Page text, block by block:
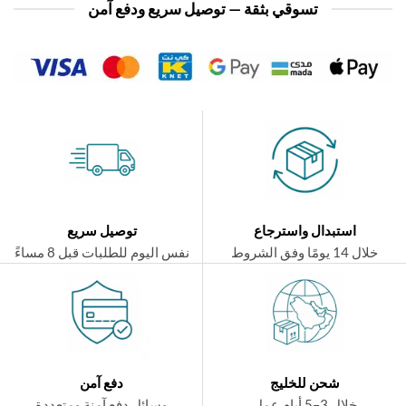
تسوقي بثقة — توصيل سريع ودفع آمن
استبدال واسترجاع
توصيل سريع
نفس اليوم للطلبات قبل 8 مساءً
شحن للخليج
دفع آمن